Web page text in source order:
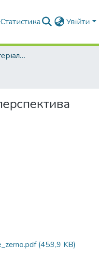
Статистика Увійти
Конференції та матеріали конференцій
(459,9 KB)